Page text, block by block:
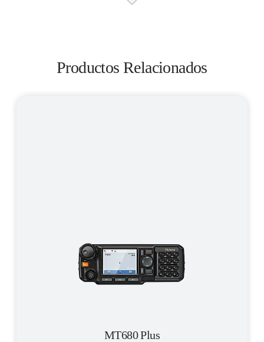
y en las próximas semanas se incluirá el
Productos Relacionados
MT680 Plus